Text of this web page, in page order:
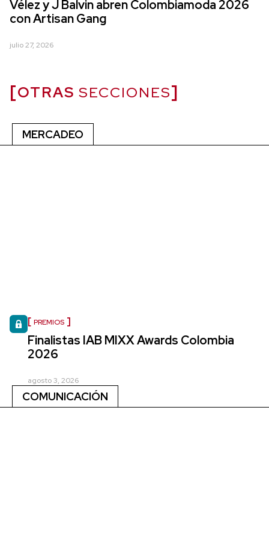
Vélez y J Balvin abren Colombiamoda 2026
con Artisan Gang
julio 27, 2026
OTRAS SECCIONES
MERCADEO
PREMIOS
Finalistas IAB MIXX Awards Colombia
2026
agosto 3, 2026
COMUNICACIÓN